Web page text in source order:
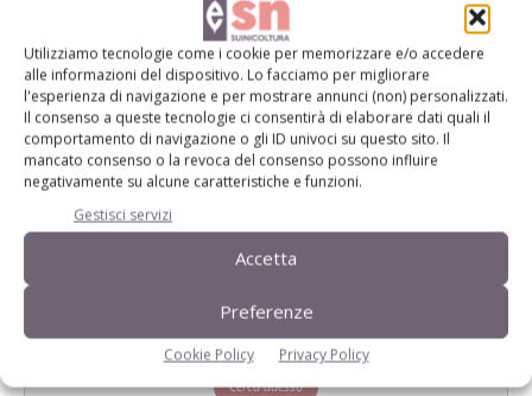
Utilizziamo tecnologie come i cookie per memorizzare e/o accedere
alle informazioni del dispositivo. Lo facciamo per migliorare
l'esperienza di navigazione e per mostrare annunci (non) personalizzati.
Il consenso a queste tecnologie ci consentirà di elaborare dati quali il
comportamento di navigazione o gli ID univoci su questo sito. Il
mancato consenso o la revoca del consenso possono influire
negativamente su alcune caratteristiche e funzioni.
Gestisci servizi
Accetta
Preferenze
Cookie Policy Privacy Policy
Tecniche, prodotti e servizi dalle aziende
Catalogo Aziende e Prodotti
Un modo semplice per cercare un'azienda o un
prodotto!
Cerca adesso